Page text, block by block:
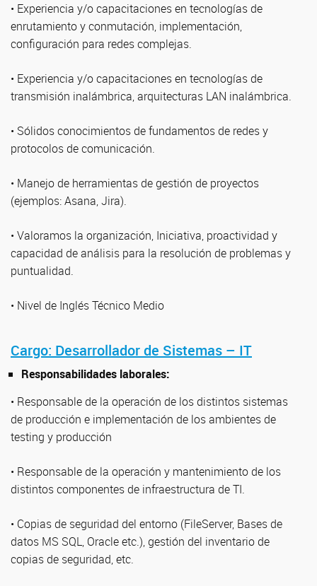
• Experiencia y/o capacitaciones en tecnologías de
enrutamiento y conmutación, implementación,
configuración para redes complejas.
• Experiencia y/o capacitaciones en tecnologías de
transmisión inalámbrica, arquitecturas LAN inalámbrica.
• Sólidos conocimientos de fundamentos de redes y
protocolos de comunicación.
• Manejo de herramientas de gestión de proyectos
(ejemplos: Asana, Jira).
• Valoramos la organización, Iniciativa, proactividad y
capacidad de análisis para la resolución de problemas y
puntualidad.
• Nivel de Inglés Técnico Medio
Cargo: Desarrollador de Sistemas – IT
Responsabilidades laborales:
• Responsable de la operación de los distintos sistemas
de producción e implementación de los ambientes de
testing y producción
• Responsable de la operación y mantenimiento de los
distintos componentes de infraestructura de TI.
• Copias de seguridad del entorno (FileServer, Bases de
datos MS SQL, Oracle etc.), gestión del inventario de
copias de seguridad, etc.